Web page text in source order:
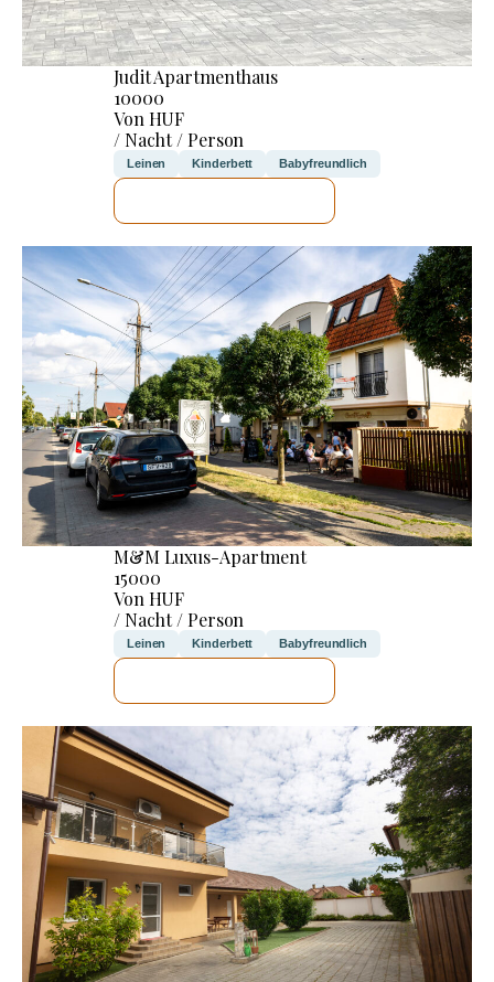
Judit Apartmenthaus
10000
Von HUF
/ Nacht / Person
Leinen Kinderbett Babyfreundlich
M&M Luxus-Apartment
15000
Von HUF
/ Nacht / Person
Leinen Kinderbett Babyfreundlich